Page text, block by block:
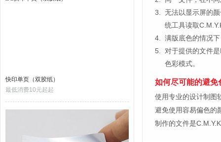
快印单页（双胶纸）
最低消费10元起起
3.
无法以显示屏的
统工具读取
4.
满版底色的情况
5.
对于提供的文件
色彩模式。
如何尽可能的避免
使用专业的设计制图
避免使用容易偏色的
制作的文件是